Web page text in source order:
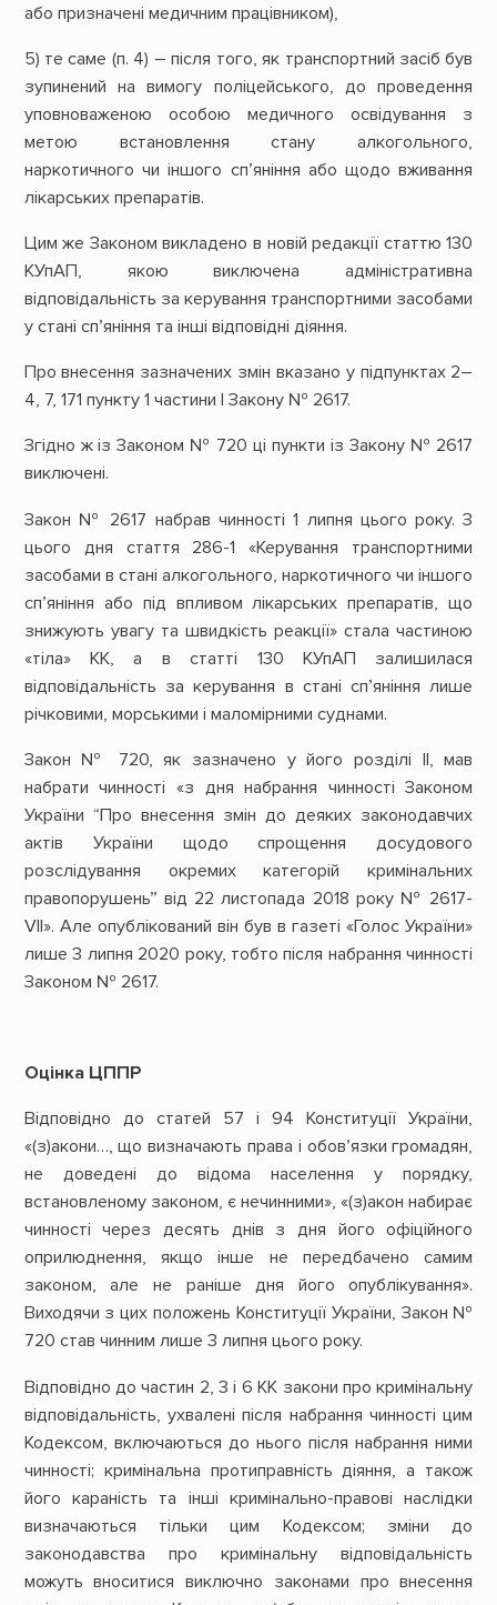
або призначені медичним працівником),
5) те саме (п. 4) – після того, як транспортний засіб був
зупинений на вимогу поліцейського, до проведення
уповноваженою особою медичного освідування з
метою встановлення стану алкогольного,
наркотичного чи іншого сп’яніння або щодо вживання
лікарських препаратів.
Цим же Законом викладено в новій редакції статтю 130
КУпАП, якою виключена адміністративна
відповідальність за керування транспортними засобами
у стані сп’яніння та інші відповідні діяння.
Про внесення зазначених змін вказано у підпунктах 2–
4, 7, 171 пункту 1 частини І Закону № 2617.
Згідно ж із Законом № 720 ці пункти із Закону № 2617
виключені.
Закон № 2617 набрав чинності 1 липня цього року. З
цього дня стаття 286-1 «Керування транспортними
засобами в стані алкогольного, наркотичного чи іншого
сп’яніння або під впливом лікарських препаратів, що
знижують увагу та швидкість реакції» стала частиною
«тіла» КК, а в статті 130 КУпАП залишилася
відповідальність за керування в стані сп’яніння лише
річковими, морськими і маломірними суднами.
Закон № 720, як зазначено у його розділі ІІ, мав
набрати чинності «з дня набрання чинності Законом
України “Про внесення змін до деяких законодавчих
актів України щодо спрощення досудового
розслідування окремих категорій кримінальних
правопорушень” від 22 листопада 2018 року № 2617-
VII». Але опублікований він був в газеті «Голос України»
лише 3 липня 2020 року, тобто після набрання чинності
Законом № 2617.
Оцінка ЦППР
Відповідно до статей 57 і 94 Конституції України,
«(з)акони…, що визначають права і обов’язки громадян,
не доведені до відома населення у порядку,
встановленому законом, є нечинними», «(з)акон набирає
чинності через десять днів з дня його офіційного
оприлюднення, якщо інше не передбачено самим
законом, але не раніше дня його опублікування».
Виходячи з цих положень Конституції України, Закон №
720 став чинним лише 3 липня цього року.
Відповідно до частин 2, 3 і 6 КК закони про кримінальну
відповідальність, ухвалені після набрання чинності цим
Кодексом, включаються до нього після набрання ними
чинності; кримінальна протиправність діяння, а також
його караність та інші кримінально-правові наслідки
визначаються тільки цим Кодексом; зміни до
законодавства про кримінальну відповідальність
можуть вноситися виключно законами про внесення